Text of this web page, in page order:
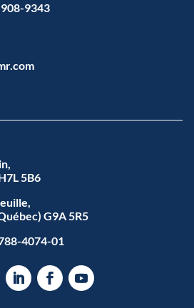
9343
5B6
G9A 5R5
4074-01